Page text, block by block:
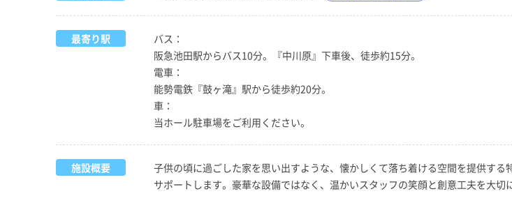
最寄り駅
バス：
阪急池田駅からバス10分。『中川原』下車後、徒歩約15分。
電車：
能勢電鉄『鼓ヶ滝』駅から徒歩約20分。
車：
当ホール駐車場をご利用ください。
施設概要
子供の頃に過ごした家を思い出すような、懐かしくて落ち着ける空間を提供す
サポートします。豪華な設備ではなく、温かいスタッフの笑顔と創意工夫を大切